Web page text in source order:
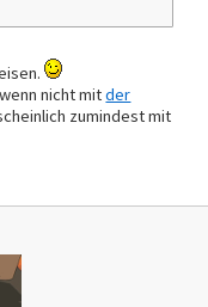
nicht mitder
zumindest mit